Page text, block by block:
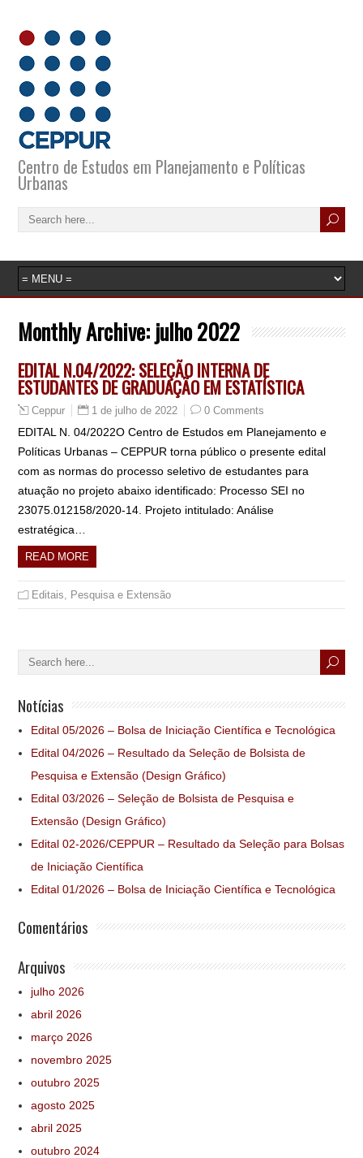
Centro de Estudos em Planejamento e Políticas
Urbanas
Monthly Archive: julho 2022
EDITAL N.04/2022: SELEÇÃO INTERNA DE
ESTUDANTES DE GRADUAÇÃO EM ESTATÍSTICA
Ceppur 1 de julho de 2022 0 Comments
EDITAL N. 04/2022O Centro de Estudos em Planejamento e
Políticas Urbanas – CEPPUR torna público o presente edital
com as normas do processo seletivo de estudantes para
atuação no projeto abaixo identificado: Processo SEI no
23075.012158/2020-14. Projeto intitulado: Análise
estratégica…
READ MORE
Editais, Pesquisa e Extensão
Notícias
Edital 05/2026 – Bolsa de Iniciação Científica e Tecnológica
Edital 04/2026 – Resultado da Seleção de Bolsista de
Pesquisa e Extensão (Design Gráfico)
Edital 03/2026 – Seleção de Bolsista de Pesquisa e
Extensão (Design Gráfico)
Edital 02-2026/CEPPUR – Resultado da Seleção para Bolsas
de Iniciação Científica
Edital 01/2026 – Bolsa de Iniciação Científica e Tecnológica
Comentários
Arquivos
julho 2026
abril 2026
março 2026
novembro 2025
outubro 2025
agosto 2025
abril 2025
outubro 2024